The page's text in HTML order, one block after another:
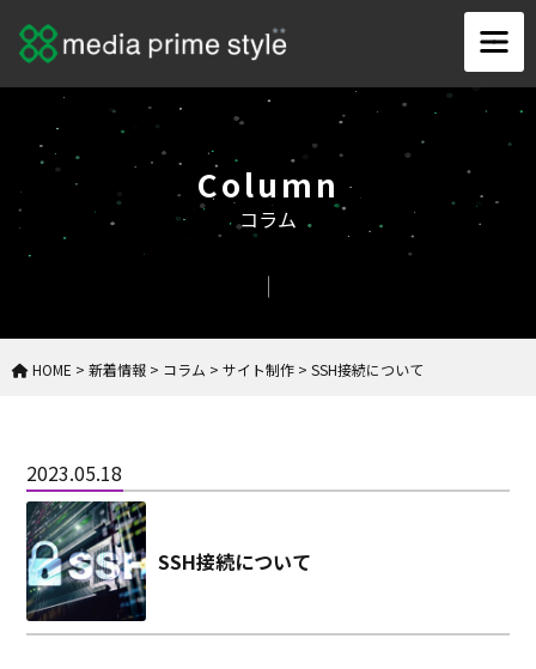
Column
コラム
HOME > 新着情報 > コラム > サイト制作 > SSH接続について
2023.05.18
SSH接続について